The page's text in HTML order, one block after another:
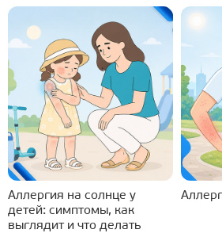
Аллергия на солнце у
детей: симптомы, как
выглядит и что делать